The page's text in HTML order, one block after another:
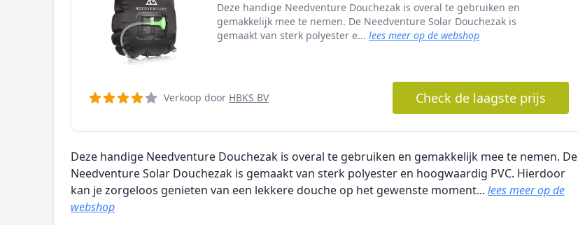
Deze handige Needventure Douchezak is overal te gebruiken en
gemakkelijk mee te nemen. De Needventure Solar Douchezak is
gemaakt van sterk polyester e... lees meer op de webshop
Verkoop door HBKS BV Check de laagste prijs
Deze handige Needventure Douchezak is overal te gebruiken en gemakkelijk mee te nemen. De
Needventure Solar Douchezak is gemaakt van sterk polyester en hoogwaardig PVC. Hierdoor
kan je zorgeloos genieten van een lekkere douche op het gewenste moment... lees meer op de
webshop